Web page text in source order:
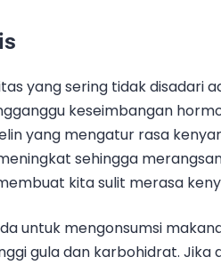
yang sering tidak disadari
keseimbangan
yang mengatur rasa
sehingga
kita sulit merasa
untuk mengonsumsi
gula dan karbohidrat. Jika